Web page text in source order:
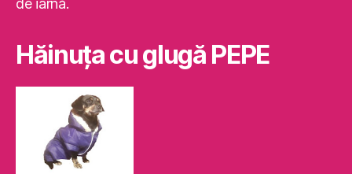
de iarnă.
Hăinuţa cu glugă PEPE